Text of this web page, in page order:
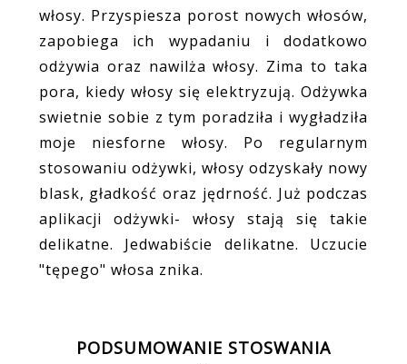
włosy. Przyspiesza porost nowych włosów,
zapobiega ich wypadaniu i dodatkowo
odżywia oraz nawilża włosy. Zima to taka
pora, kiedy włosy się elektryzują. Odżywka
swietnie sobie z tym poradziła i wygładziła
moje niesforne włosy. Po regularnym
stosowaniu odżywki, włosy odzyskały nowy
blask, gładkość oraz jędrność. Już podczas
aplikacji odżywki- włosy stają się takie
delikatne. Jedwabiście delikatne. Uczucie
"tępego" włosa znika.
PODSUMOWANIE STOSWANIA